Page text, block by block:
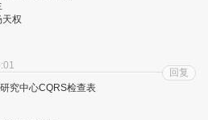
权
究中心CQRS检查表
回复